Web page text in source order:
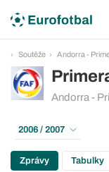
Soutěže Andorra -
Andorra -
2006 / 2007
Zprávy Tabulky